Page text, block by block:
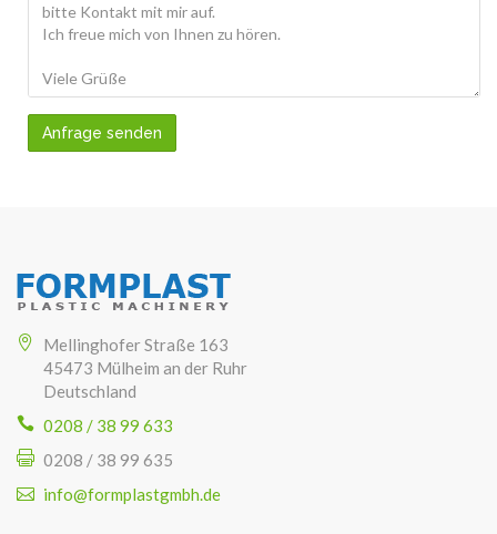
Anfrage senden
Mellinghofer Straße 163
45473 Mülheim an der Ruhr
Deutschland
0208 / 38 99 633
0208 / 38 99 635
info@formplastgmbh.de